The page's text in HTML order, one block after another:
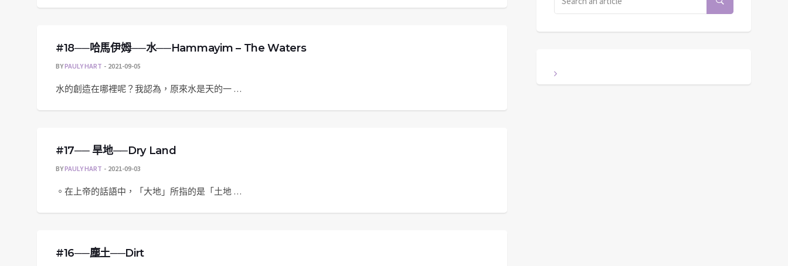
#18──哈馬伊姆──水──Hammayim – The Waters
BYPAULY HART 2021-09-05
水的創造在哪裡呢？我認為，原來水是天的一 …
#17── 旱地──Dry Land
BYPAULY HART 2021-09-03
。在上帝的話語中，「大地」所指的是「土地 …
#16──塵土──Dirt